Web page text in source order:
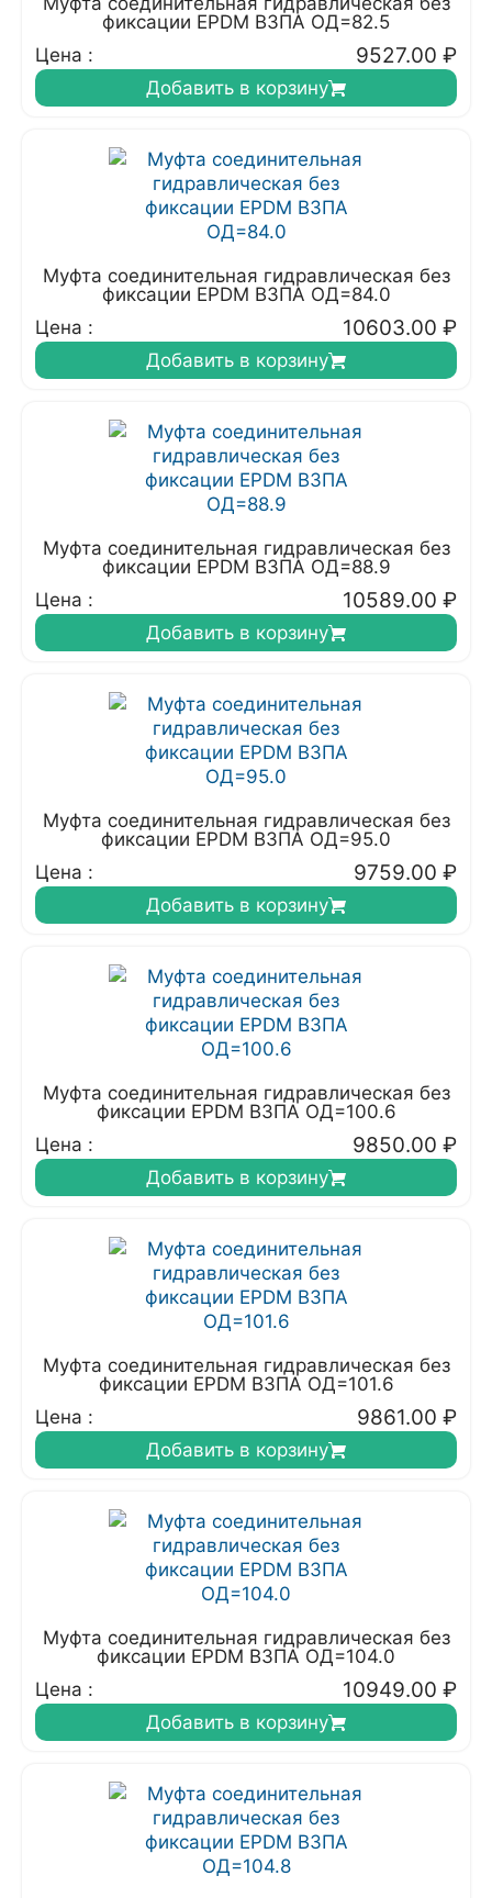
фиксации EPDM ВЗПА ОД=82.5
Цена :
9527.00 ₽
Добавить в корзину
Муфта соединительная гидравлическая без
фиксации EPDM ВЗПА ОД=84.0
Цена :
10603.00 ₽
Добавить в корзину
Муфта соединительная гидравлическая без
фиксации EPDM ВЗПА ОД=88.9
Цена :
10589.00 ₽
Добавить в корзину
Муфта соединительная гидравлическая без
фиксации EPDM ВЗПА ОД=95.0
Цена :
9759.00 ₽
Добавить в корзину
Муфта соединительная гидравлическая без
фиксации EPDM ВЗПА ОД=100.6
Цена :
9850.00 ₽
Добавить в корзину
Муфта соединительная гидравлическая без
фиксации EPDM ВЗПА ОД=101.6
Цена :
9861.00 ₽
Добавить в корзину
Муфта соединительная гидравлическая без
фиксации EPDM ВЗПА ОД=104.0
Цена :
10949.00 ₽
Добавить в корзину